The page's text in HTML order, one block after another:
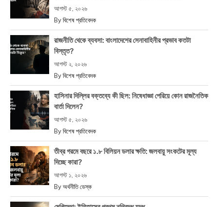
আগস্ট ৫, ২০২৬
By বিশেষ প্রতিবেদক
রাজনীতি থেকে ব্যবসা: বাংলাদেশের সেনাবাহিনীর প্রভাব কতটা
বিস্তৃত?
আগস্ট ২, ২০২৬
By বিশেষ প্রতিবেদক
হাসিনার দিল্লির বক্তব্যে কী ছিল: নিষেধাজ্ঞা পেরিয়ে কোন রাজনৈতিক
বার্তা দিলেন?
আগস্ট ৫, ২০২৬
By বিশেষ প্রতিবেদক
তীব্র গরমে বছরে ১.৮ বিলিয়ন ডলার ক্ষতি: জলবায়ু সংকটের মূল্য
দিচ্ছে কারা?
আগস্ট ১, ২০২৬
By অর্থনীতি ডেস্ক